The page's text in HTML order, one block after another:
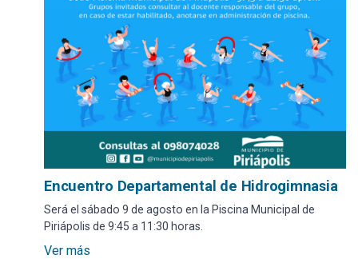
Encuentro Departamental de Hidrogimnasia
Será el sábado 9 de agosto en la Piscina Municipal de
Piriápolis de 9:45 a 11:30 horas.
Ver más